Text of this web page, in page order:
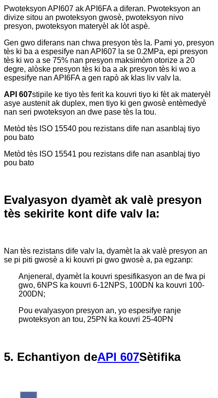
Pwoteksyon API607 ak API6FA a diferan. Pwoteksyon an
divize sitou an pwoteksyon gwosè, pwoteksyon nivo
presyon, pwoteksyon materyèl ak lòt aspè.
Gen gwo diferans nan chwa presyon tès la. Pami yo, presyon
tès ki ba a espesifye nan API607 la se 0.2MPa, epi presyon
tès ki wo a se 75% nan presyon maksimòm otorize a 20
degre, alòske presyon tès ki ba a ak presyon tès ki wo a
espesifye nan API6FA a gen rapò ak klas liv valv la.
API 607stipile ke tiyo tès ferit ka kouvri tiyo ki fèt ak materyèl
asye austenit ak duplex, men tiyo ki gen gwosè entèmedyè
nan seri pwoteksyon an dwe pase tès la tou.
Metòd tès ISO 15540 pou rezistans dife nan asanblaj tiyo
pou bato
Metòd tès ISO 15541 pou rezistans dife nan asanblaj tiyo
pou bato
Evalyasyon dyamèt ak valè presyon
tès sekirite kont dife valv la:
Nan tès rezistans dife valv la, dyamèt la ak valè presyon an
se pi piti gwosè a ki kouvri pi gwo gwosè a, pa egzanp:
Anjeneral, dyamèt la kouvri spesifikasyon an de fwa pi
gwo, 6NPS ka kouvri 6-12NPS, 100DN ka kouvri 100-
200DN;
Pou evalyasyon presyon an, yo espesifye ranje
pwoteksyon an tou, 25PN ka kouvri 25-40PN
5. Echantiyon deAPI 607Sètifika